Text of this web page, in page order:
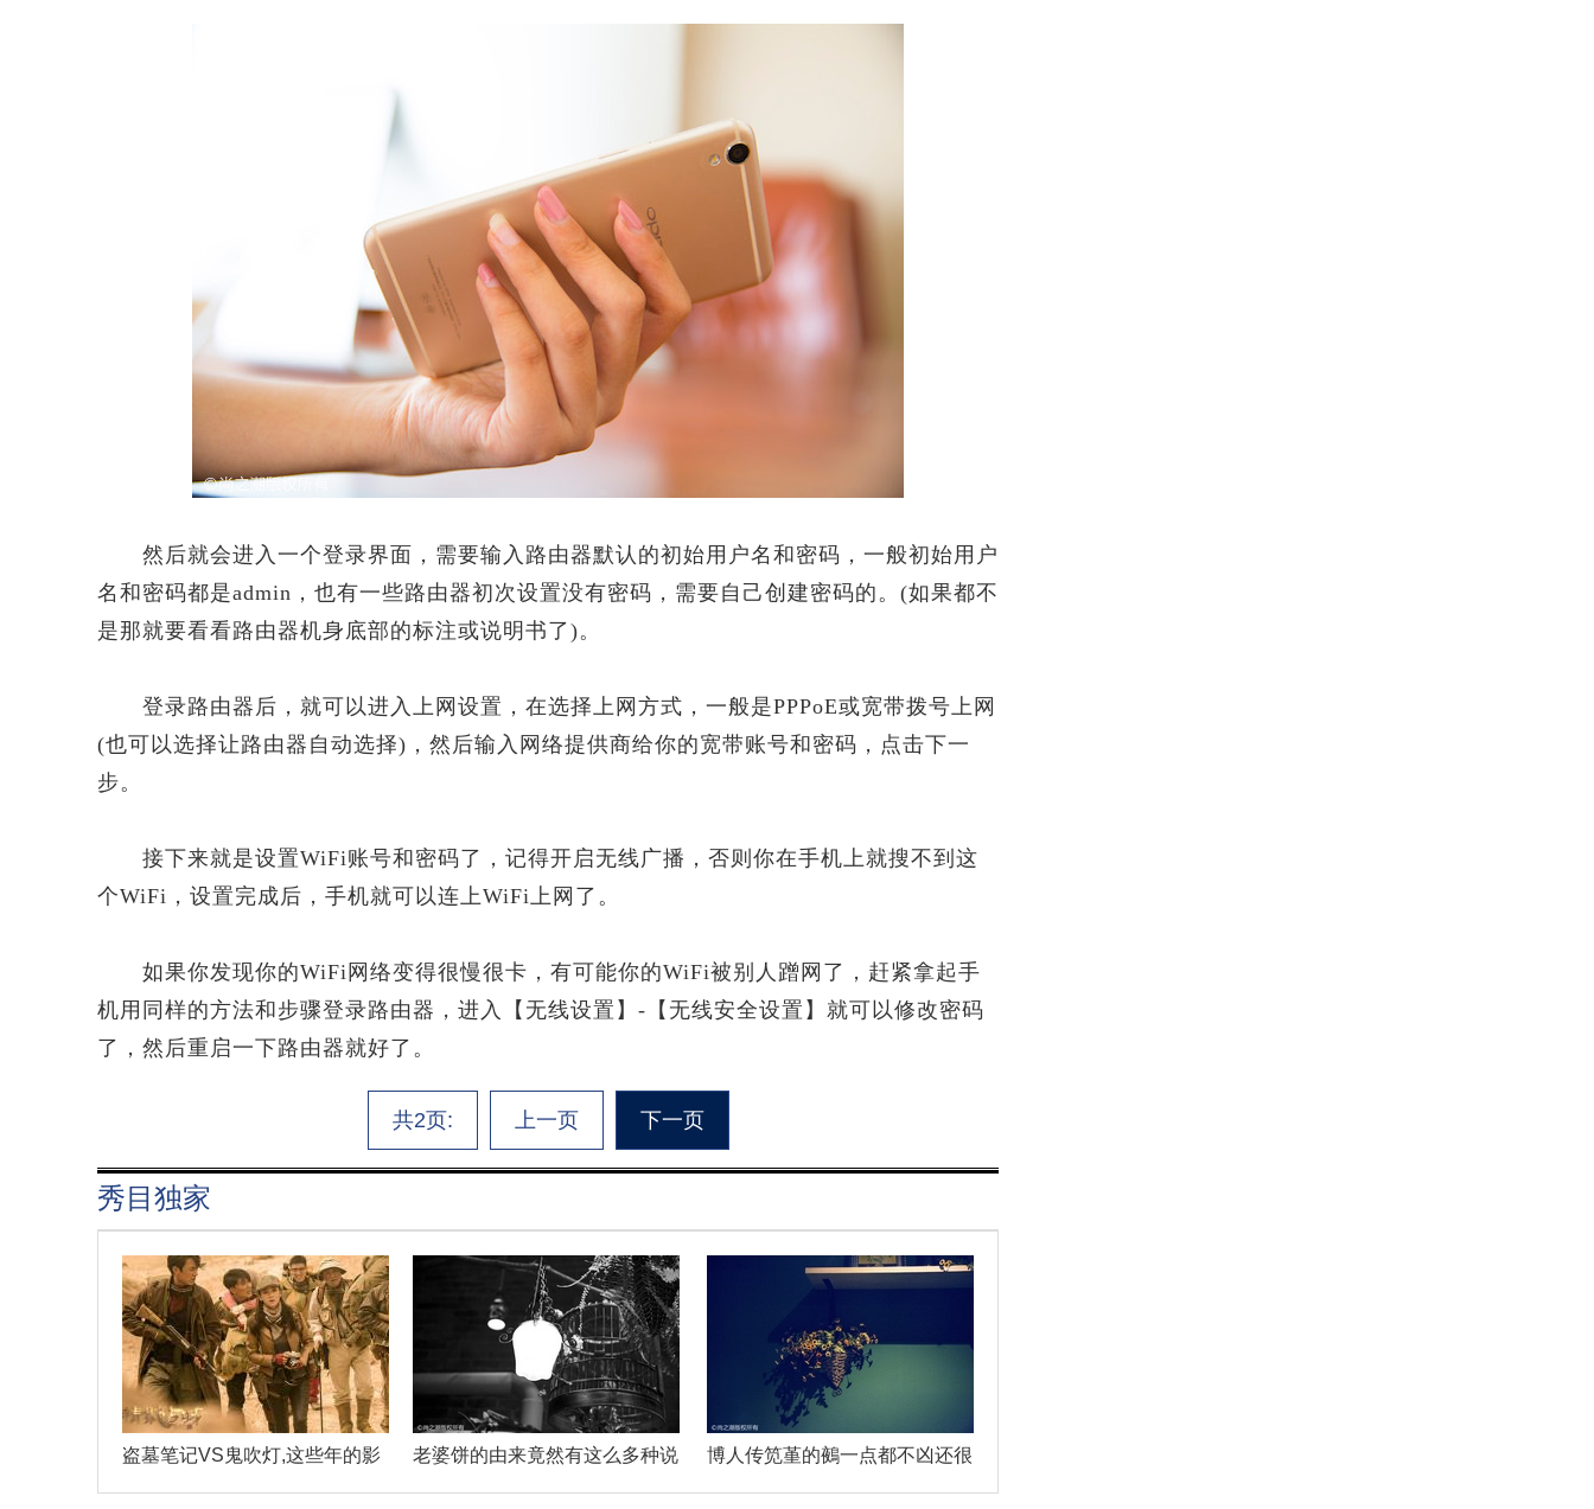
然后就会进入一个登录界面，需要输入路由器默认的初始用户名和密码，一般初始用户
名和密码都是admin，也有一些路由器初次设置没有密码，需要自己创建密码的。(如果都不
是那就要看看路由器机身底部的标注或说明书了)。
登录路由器后，就可以进入上网设置，在选择上网方式，一般是PPPoE或宽带拨号上网
(也可以选择让路由器自动选择)，然后输入网络提供商给你的宽带账号和密码，点击下一
步。
接下来就是设置WiFi账号和密码了，记得开启无线广播，否则你在手机上就搜不到这
个WiFi，设置完成后，手机就可以连上WiFi上网了。
如果你发现你的WiFi网络变得很慢很卡，有可能你的WiFi被别人蹭网了，赶紧拿起手
机用同样的方法和步骤登录路由器，进入【无线设置】-【无线安全设置】就可以修改密码
了，然后重启一下路由器就好了。
共2页: 上一页 下一页
秀目独家
盗墓笔记VS鬼吹灯,这些年的影 老婆饼的由来竟然有这么多种说 博人传笕堇的鵺一点都不凶还很